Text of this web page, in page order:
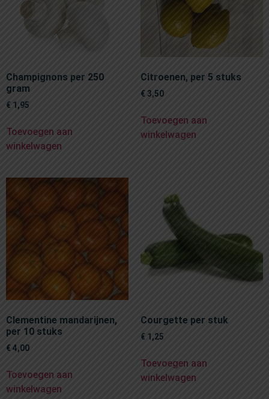
Champignons per 250
gram
€ 1,95
Toevoegen aan
winkelwagen
Citroenen, per 5 stuks
€ 3,50
Toevoegen aan
winkelwagen
Clementine mandarijnen,
per 10 stuks
€ 4,00
Toevoegen aan
winkelwagen
Courgette per stuk
€ 1,25
Toevoegen aan
winkelwagen